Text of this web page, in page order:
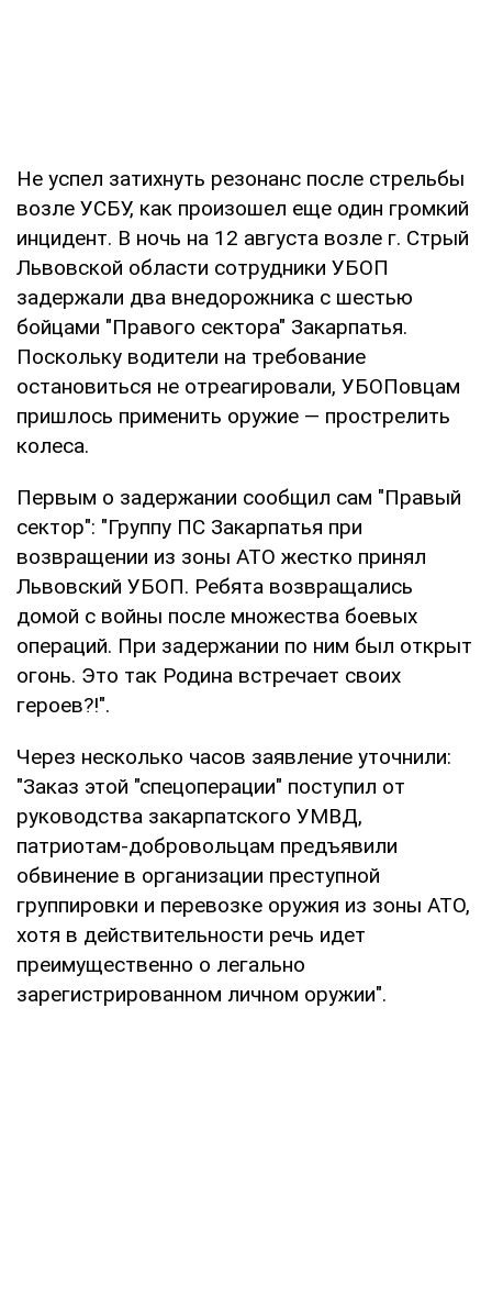
Не успел затихнуть резонанс после стрельбы
возле УСБУ, как произошел еще один громкий
инцидент. В ночь на 12 августа возле г. Стрый
Львовской области сотрудники УБОП
задержали два внедорожника с шестью
бойцами "Правого сектора" Закарпатья.
Поскольку водители на требование
остановиться не отреагировали, УБОПовцам
пришлось применить оружие — прострелить
колеса.
Первым о задержании сообщил сам "Правый
сектор": "Группу ПС Закарпатья при
возвращении из зоны АТО жестко принял
Львовский УБОП. Ребята возвращались
домой с войны после множества боевых
операций. При задержании по ним был открыт
огонь. Это так Родина встречает своих
героев?!".
Через несколько часов заявление уточнили:
"Заказ этой "спецоперации" поступил от
руководства закарпатского УМВД,
патриотам-добровольцам предъявили
обвинение в организации преступной
группировки и перевозке оружия из зоны АТО,
хотя в действительности речь идет
преимущественно о легально
зарегистрированном личном оружии".